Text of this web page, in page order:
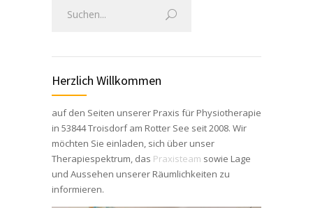
Herzlich Willkommen
auf den Seiten unserer Praxis für Physiotherapie
in 53844 Troisdorf am Rotter See seit 2008. Wir
möchten Sie einladen, sich über unser
Therapiespektrum, das Praxisteam sowie Lage
und Aussehen unserer Räumlichkeiten zu
informieren.